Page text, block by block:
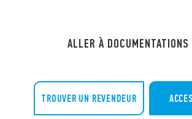
ALLER À DOCUMENTATIONS
TROUVER UN REVENDEUR